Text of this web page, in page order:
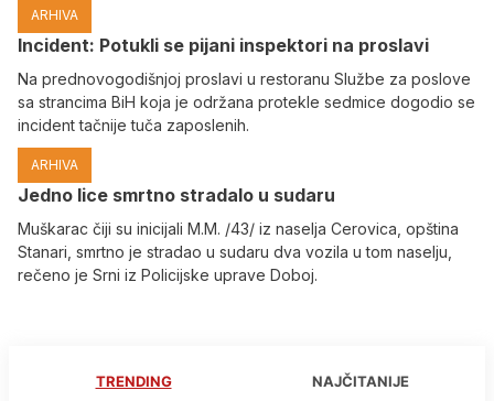
ARHIVA
Incident: Potukli se pijani inspektori na proslavi
Na prednovogodišnjoj proslavi u restoranu Službe za poslove
sa strancima BiH koja je održana protekle sedmice dogodio se
incident tačnije tuča zaposlenih.
ARHIVA
Јedno lice smrtno stradalo u sudaru
Muškarac čiji su inicijali M.M. /43/ iz naselja Cerovica, opština
Stanari, smrtno je stradao u sudaru dva vozila u tom naselju,
rečeno je Srni iz Policijske uprave Doboj.
TRENDING NAJČITANIJE